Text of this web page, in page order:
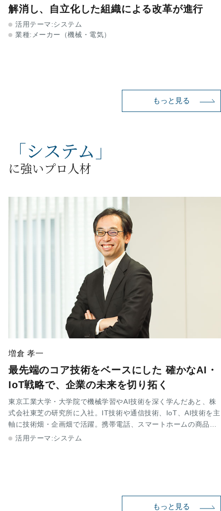
解消し、自立化した組織による改革が進行
活用テーマ:システム
業種:メーカー（機械・電気）
もっと見る
「システム 」
に強いプロ人材
増倉 孝一
最先端のコア技術をベースにした 確かなAI・
IoT戦略で、企業の未来を切り拓く
東京工業大学・大学院で機械学習やAI技術を深く学んだあと、株
式会社東芝の研究所に入社。IT技術や通信技術、IoT、AI技術を主
軸に技術畑・企画畑で活躍。携帯電話、スマートホームの商品戦
略や技術戦略担当として多数の新規事業企画にも携わった。2016
活用テーマ:システム
もっと見る